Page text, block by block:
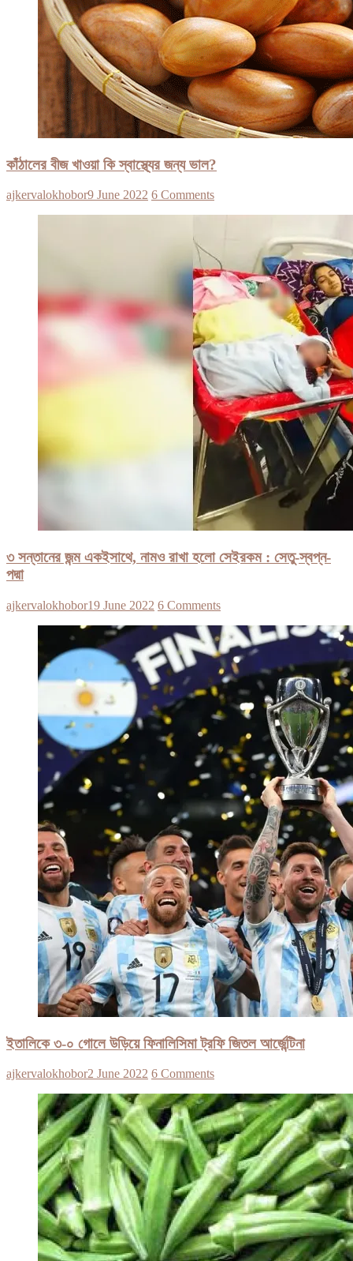
কাঁঠালের বীজ খাওয়া কি স্বাস্থ্যের জন্য ভাল?
ajkervalokhobor9 June 2022 6 Comments
৩ সন্তানের জন্ম একইসাথে, নামও রাখা হলো সেইরকম : সেতু-স্বপ্ন-
পদ্মা
ajkervalokhobor19 June 2022 6 Comments
ইতালিকে ৩-০ গোলে উড়িয়ে ফিনালিসিমা ট্রফি জিতল আর্জেন্টিনা
ajkervalokhobor2 June 2022 6 Comments